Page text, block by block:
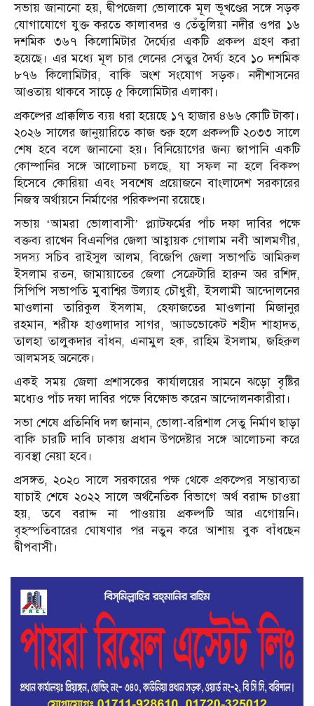
সভায় জানানো হয়, দ্বীপজেলা ভোলাকে মূল ভূখণ্ডের সঙ্গে সড়ক
যোগাযোগে যুক্ত করতে কালাবদর ও তেঁতুলিয়া নদীর ওপর ১৬
দশমিক ৩৬৭ কিলোমিটার দৈর্ঘ্যের একটি প্রকল্প গ্রহণ করা
হয়েছে। এর মধ্যে মূল চার লেনের সেতুর দৈর্ঘ্য হবে ১০ দশমিক
৮৭৬ কিলোমিটার, বাকি অংশ সংযোগ সড়ক। নদীশাসনের
আওতায় থাকবে সাড়ে ৫ কিলোমিটার এলাকা।
প্রকল্পের প্রাক্কলিত ব্যয় ধরা হয়েছে ১৭ হাজার ৪৬৬ কোটি টাকা।
২০২৬ সালের জানুয়ারিতে কাজ শুরু হলে প্রকল্পটি ২০৩৩ সালে
শেষ হবে বলে জানানো হয়। বিনিয়োগের জন্য জাপানি একটি
কোম্পানির সঙ্গে আলোচনা চলছে, যা সফল না হলে বিকল্প
হিসেবে কোরিয়া এবং সবশেষ প্রয়োজনে বাংলাদেশ সরকারের
নিজস্ব অর্থায়নে নির্মাণের পরিকল্পনা রয়েছে।
সভায় ‘আমরা ভোলাবাসী’ প্ল্যাটফর্মের পাঁচ দফা দাবির পক্ষে
বক্তব্য রাখেন বিএনপির জেলা আহ্বায়ক গোলাম নবী আলমগীর,
সদস্য সচিব রাইসুল আলম, বিজেপি জেলা সভাপতি আমিরুল
ইসলাম রতন, জামায়াতের জেলা সেক্রেটারি হারুন অর রশিদ,
সিপিপি সভাপতি মুবাশ্বির উল্যাহ চৌধুরী, ইসলামী আন্দোলনের
মাওলানা তারিকুল ইসলাম, হেফাজতের মাওলানা মিজানুর
রহমান, শরীফ হাওলাদার সাগর, অ্যাডভোকেট শহীদ শাহাদত,
তালহা তালুকদার বাঁধন, এনামুল হক, রাহিম ইসলাম, জহিরুল
আলমসহ অনেকে।
একই সময় জেলা প্রশাসকের কার্যালয়ের সামনে ঝড়ো বৃষ্টির
মধ্যেও পাঁচ দফা দাবির পক্ষে বিক্ষোভ করেন আন্দোলনকারীরা।
সভা শেষে প্রতিনিধি দল জানান, ভোলা-বরিশাল সেতু নির্মাণ ছাড়া
বাকি চারটি দাবি ঢাকায় প্রধান উপদেষ্টার সঙ্গে আলোচনা করে
ব্যবস্থা নেয়া হবে।
প্রসঙ্গত, ২০২০ সালে সরকারের পক্ষ থেকে প্রকল্পের সম্ভাব্যতা
যাচাই শেষে ২০২২ সালে অর্থনৈতিক বিভাগে অর্থ বরাদ্দ চাওয়া
হয়, তবে বরাদ্দ না পাওয়ায় প্রকল্পটি আর এগোয়নি।
বৃহস্পতিবারের ঘোষণার পর নতুন করে আশায় বুক বাঁধছেন
দ্বীপবাসী।